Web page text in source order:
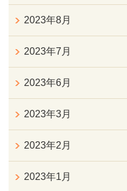
2023年8月
2023年7月
2023年6月
2023年3月
2023年2月
2023年1月